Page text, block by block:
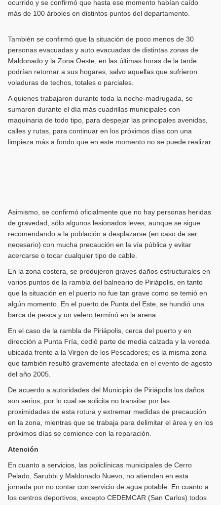
ocurrido y se confirmó que hasta ese momento habían caído
más de 100 árboles en distintos puntos del departamento.
También se confirmó que la situación de poco menos de 30
personas evacuadas y auto evacuadas de distintas zonas de
Maldonado y la Zona Oeste, en las últimas horas de la tarde
podrían retornar a sus hogares, salvo aquellas que sufrieron
voladuras de techos, totales o parciales.
A quienes trabajaron durante toda la noche-madrugada, se
sumaron durante el día más cuadrillas municipales con
maquinaria de todo tipo, para despejar las principales avenidas,
calles y rutas, para continuar en los próximos días con una
limpieza más a fondo que en este momento no se puede realizar.
Asimismo, se confirmó oficialmente que no hay personas heridas
de gravedad, sólo algunos lesionados leves, aunque se sigue
recomendando a la población a desplazarse (en caso de ser
necesario) con mucha precaución en la vía pública y evitar
acercarse o tocar cualquier tipo de cable.
En la zona costera, se produjeron graves daños estructurales en
varios puntos de la rambla del balneario de Piriápolis, en tanto
que la situación en el puerto no fue tan grave como se temió en
algún momento. En el puerto de Punta del Este, se hundió una
barca de pesca y un velero terminó en la arena.
En el caso de la rambla de Piriápolis, cerca del puerto y en
dirección a Punta Fría, cedió parte de media calzada y la vereda
ubicada frente a la Virgen de los Pescadores; es la misma zona
que también resultó gravemente afectada en el evento de agosto
del año 2005.
De acuerdo a autoridades del Municipio de Piriápolis los daños
son serios, por lo cual se solicita no transitar por las
proximidades de esta rotura y extremar medidas de precaución
en la zona, mientras que se trabaja para delimitar el área y en los
próximos días se comience con la reparación.
Atención
En cuanto a servicios, las policlínicas municipales de Cerro
Pelado, Sarubbi y Maldonado Nuevo, no atienden en esta
jornada por no contar con servicio de agua potable. En cuanto a
los centros deportivos, excepto CEDEMCAR (San Carlos) todos